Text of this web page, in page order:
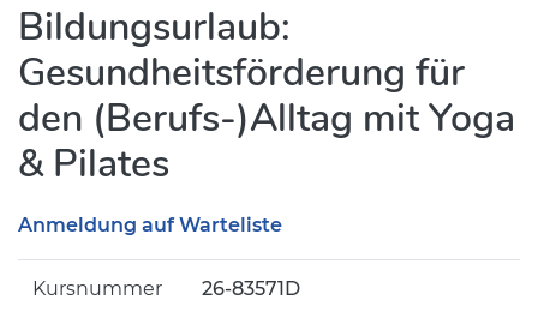
Bildungsurlaub:
Gesundheitsförderung für
den (Berufs-)Alltag mit Yoga
& Pilates
Anmeldung auf Warteliste
Kursnummer 26-83571D